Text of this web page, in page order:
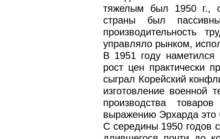
тяжелым был 1950 г.,
страны был
производительность
управляло рынком,
В 1951 году наметился
рост цен практически
сыграл Корейский
изготовление военной
производства
выражению Эрхарда
С середины 1950 годов